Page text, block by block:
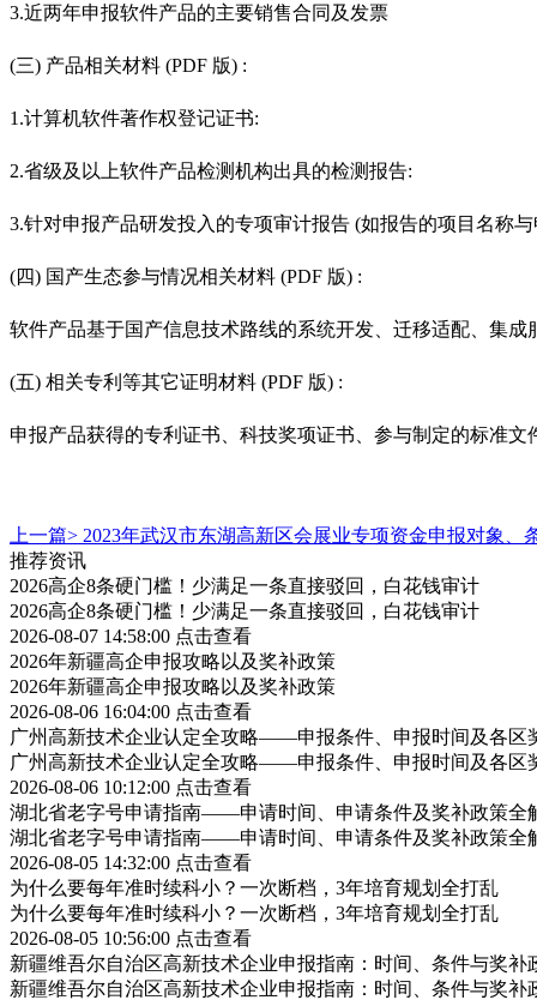
3.近两年申报软件产品的主要销售合同及发票
(三) 产品相关材料 (PDF 版) :
1.计算机软件著作权登记证书:
2.省级及以上软件产品检测机构出具的检测报告:
3.针对申报产品研发投入的专项审计报告 (如报告的项目名称
(四) 国产生态参与情况相关材料 (PDF 版) :
软件产品基于国产信息技术路线的系统开发、迁移适配、集
(五) 相关专利等其它证明材料 (PDF 版) :
申报产品获得的专利证书、科技奖项证书、参与制定的标准文
上一篇> 2023年武汉市东湖高新区会展业专项资金申报对象、
推荐资讯
2026高企8条硬门槛！少满足一条直接驳回，白花钱审计
2026高企8条硬门槛！少满足一条直接驳回，白花钱审计
2026-08-07 14:58:00 点击查看
2026年新疆高企申报攻略以及奖补政策
2026年新疆高企申报攻略以及奖补政策
2026-08-06 16:04:00 点击查看
广州高新技术企业认定全攻略——申报条件、申报时间及各区
广州高新技术企业认定全攻略——申报条件、申报时间及各区
2026-08-06 10:12:00 点击查看
湖北省老字号申请指南——申请时间、申请条件及奖补政策全
湖北省老字号申请指南——申请时间、申请条件及奖补政策全
2026-08-05 14:32:00 点击查看
为什么要每年准时续科小？一次断档，3年培育规划全打乱
为什么要每年准时续科小？一次断档，3年培育规划全打乱
2026-08-05 10:56:00 点击查看
新疆维吾尔自治区高新技术企业申报指南：时间、条件与奖补
新疆维吾尔自治区高新技术企业申报指南：时间、条件与奖补